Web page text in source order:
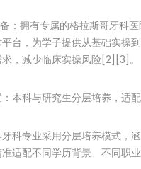
：拥有专属的格拉斯哥牙科
台，为学子提供从基础实操
，减少临床实操风险[2][3]。
本科与研究生分层培养，适
科专业采用分层培养模式，
适配不同学历背景、不同职